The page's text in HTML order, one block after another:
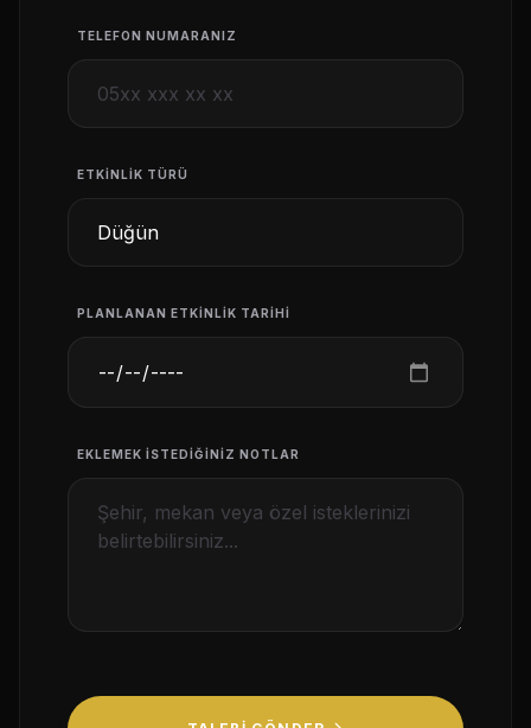
TELEFON NUMARANIZ
ETKINLIK TÜRÜ
PLANLANAN ETKINLIK TARIHI
EKLEMEK İSTEDIĞINIZ NOTLAR